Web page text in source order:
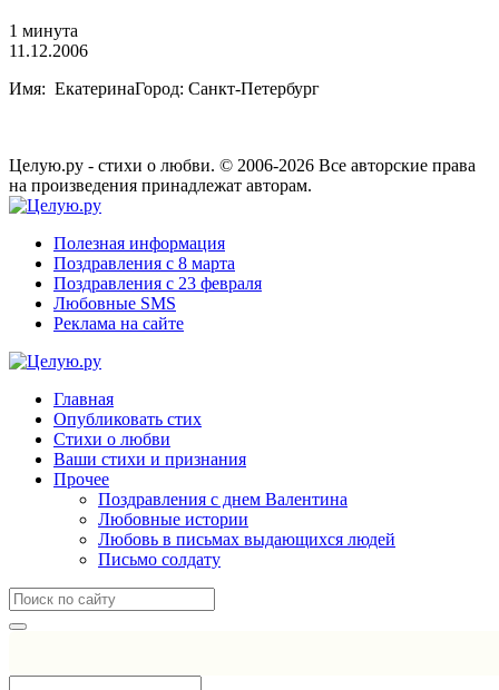
1 минута
11.12.2006
Имя: ЕкатеринаГород: Санкт-Петербург
Целую.ру - стихи о любви. © 2006-2026 Все авторские права
на произведения принадлежат авторам.
Полезная информация
Поздравления с 8 марта
Поздравления с 23 февраля
Любовные SMS
Реклама на сайте
Главная
Опубликовать стих
Стихи о любви
Ваши стихи и признания
Прочее
Поздравления с днем Валентина
Любовные истории
Любовь в письмах выдающихся людей
Письмо солдату